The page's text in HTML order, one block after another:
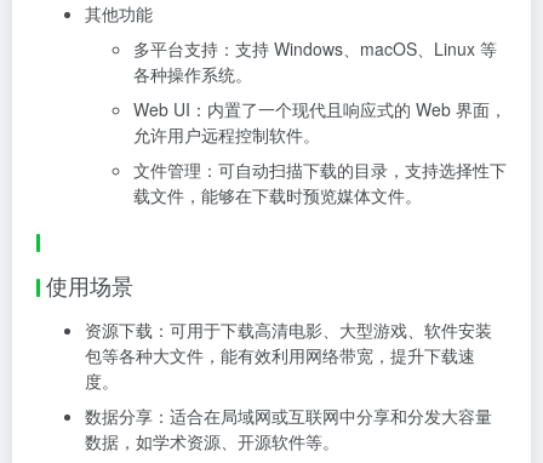
其他功能
多平台支持：支持 Windows、macOS、Linux 等
各种操作系统。
Web UI：内置了一个现代且响应式的 Web 界面，
允许用户远程控制软件。
文件管理：可自动扫描下载的目录，支持选择性下
载文件，能够在下载时预览媒体文件。
使用场景
资源下载：可用于下载高清电影、大型游戏、软件安装
包等各种大文件，能有效利用网络带宽，提升下载速
度。
数据分享：适合在局域网或互联网中分享和分发大容量
数据，如学术资源、开源软件等。